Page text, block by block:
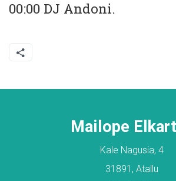
00:00 DJ Andoni.
Mailope
Kale Nagusia, 4
31891, Atallu